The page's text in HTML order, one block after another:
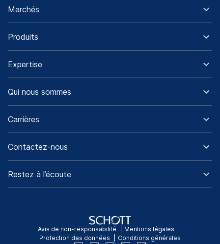
Marchés
Produits
Expertise
Qui nous sommes
Carrières
Contactez-nous
Restez à l’écoute
Avis de non-responsabilité
Mentions légales
Protection des données
Conditions générales